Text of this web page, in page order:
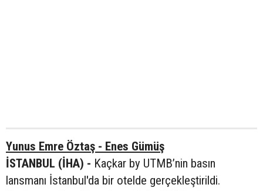
Yunus Emre Öztaş - Enes Gümüş
İSTANBUL (İHA) - Kaçkar by UTMB’nin basın
lansmanı İstanbul'da bir otelde gerçekleştirildi.